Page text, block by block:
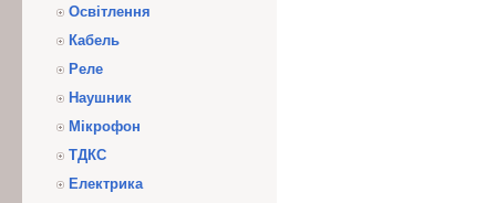
Освітлення
Кабель
Реле
Наушник
Мікрофон
ТДКС
Електрика